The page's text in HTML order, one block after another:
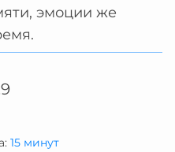
эмоции же
15 минут